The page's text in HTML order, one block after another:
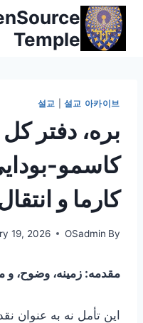
Skip
content
Temple
설교 설교 아카이브
بره، دفتر
کاسمو-
کارما و
By
OSadmin
19, 2026
مقدمه: زمینه، وضوح، و
این تأمل نه به عنوان